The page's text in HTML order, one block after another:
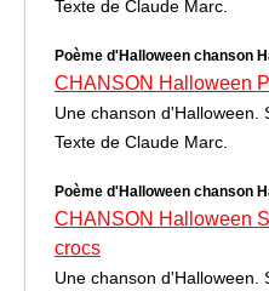
Texte de Claude Marc.
Poème d'Halloween chanson
CHANSON Halloween
Une chanson d'Halloween.
Texte de Claude Marc.
Poème d'Halloween chanson
CHANSON Halloween
crocs
Une chanson d'Halloween.